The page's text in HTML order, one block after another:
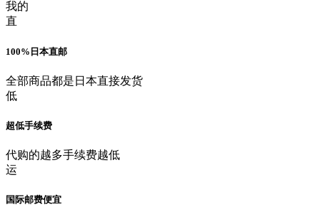
我的
直
100%日本直邮
全部商品都是日本直接发货
低
超低手续费
代购的越多手续费越低
运
国际邮费便宜